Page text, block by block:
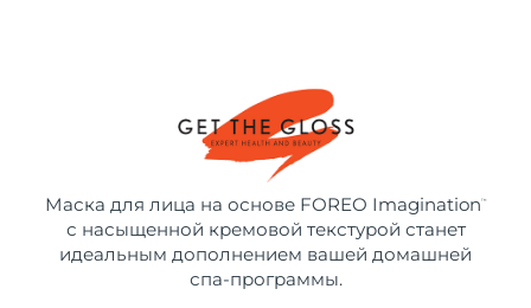
Маска для лица на основе FOREO Imagination ™
с насыщенной кремовой текстурой станет
идеальным дополнением вашей домашней
спа-программы.